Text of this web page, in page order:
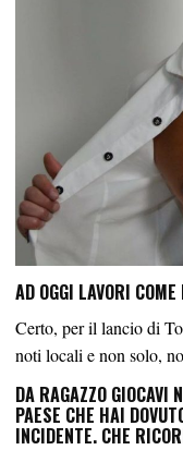
AD OGGI LAVORI
Certo, per il lancio di
noti locali e non solo,
DA RAGAZZO GIOCAVI
PAESE CHE HAI
INCIDENTE. CHE